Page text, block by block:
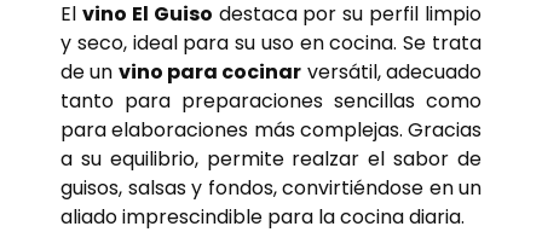
El vino El Guiso destaca por su perfil limpio
y seco, ideal para su uso en cocina. Se trata
de un vino para cocinar versátil, adecuado
tanto para preparaciones sencillas como
para elaboraciones más complejas. Gracias
a su equilibrio, permite realzar el sabor de
guisos, salsas y fondos, convirtiéndose en un
aliado imprescindible para la cocina diaria.